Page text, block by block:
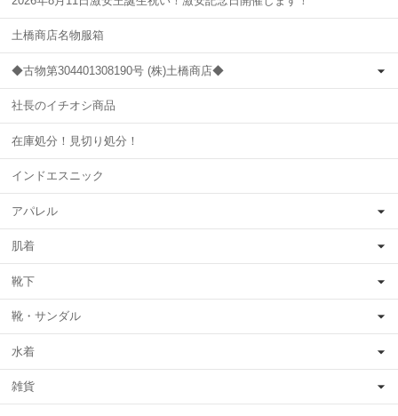
土橋商店名物服箱
◆古物第304401308190号 (株)土橋商店◆
社長のイチオシ商品
在庫処分！見切り処分！
インドエスニック
アパレル
肌着
靴下
靴・サンダル
水着
雑貨